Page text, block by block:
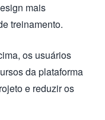
mais
treinamento.
os usuários
da plataforma
e reduzir os